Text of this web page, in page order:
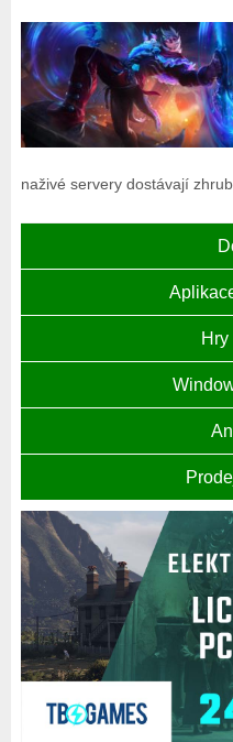
naživé servery dostávají
Hry